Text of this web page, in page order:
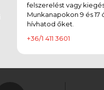
felszerelést vagy
Munkanapokon 9 és 17
hívhatod őket.
+36/1 411 3601